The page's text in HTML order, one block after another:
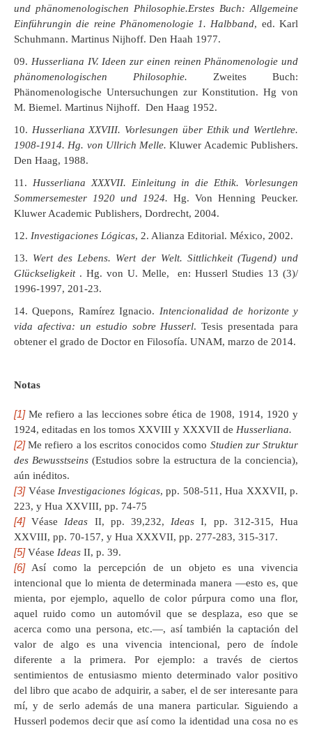
und phänomenologischen Philosophie.Erstes Buch: Allgemeine
Einführungin die reine Phänomenologie 1. Halbband, ed. Karl
Schuhmann. Martinus Nijhoff. Den Haah 1977.
Husserliana IV. Ideen zur einen reinen Phänomenologie und
phänomenologischen Philosophie. Zweites Buch:
Phänomenologische Untersuchungen zur Konstitution. Hg von
M. Biemel. Martinus Nijhoff. Den Haag 1952.
Husserliana XXVIII. Vorlesungen über Ethik und Wertlehre.
1908-1914. Hg. von Ullrich Melle. Kluwer Academic Publishers.
Den Haag, 1988.
Husserliana XXXVII. Einleitung in die Ethik. Vorlesungen
Sommersemester 1920 und 1924. Hg. Von Henning Peucker.
Kluwer Academic Publishers, Dordrecht, 2004.
Investigaciones Lógicas, 2. Alianza Editorial. México, 2002.
Wert des Lebens. Wert der Welt. Sittlichkeit (Tugend) und
Glückseligkeit . Hg. von U. Melle, en: Husserl Studies 13 (3)/
1996-1997, 201-23.
Quepons, Ramírez Ignacio. Intencionalidad de horizonte y
vida afectiva: un estudio sobre Husserl. Tesis presentada para
obtener el grado de Doctor en Filosofía. UNAM, marzo de 2014.
Notas
[1]Me refiero a las lecciones sobre ética de 1908, 1914, 1920 y
1924, editadas en los tomos XXVIII y XXXVII de Husserliana.
[2]Me refiero a los escritos conocidos como Studien zur Struktur
des Bewusstseins (Estudios sobre la estructura de la conciencia),
aún inéditos.
[3]Véase Investigaciones lógicas, pp. 508-511, Hua XXXVII, p.
223, y Hua XXVIII, pp. 74-75
[4]Véase Ideas II, pp. 39,232, Ideas I, pp. 312-315, Hua
XXVIII, pp. 70-157, y Hua XXXVII, pp. 277-283, 315-317.
[5]Véase Ideas II, p. 39.
[6]Así como la percepción de un objeto es una vivencia
intencional que lo mienta de determinada manera —esto es, que
mienta, por ejemplo, aquello de color púrpura como una flor,
aquel ruido como un automóvil que se desplaza, eso que se
acerca como una persona, etc.—, así también la captación del
valor de algo es una vivencia intencional, pero de índole
diferente a la primera. Por ejemplo: a través de ciertos
sentimientos de entusiasmo miento determinado valor positivo
del libro que acabo de adquirir, a saber, el de ser interesante para
mí, y de serlo además de una manera particular. Siguiendo a
Husserl podemos decir que así como la identidad una cosa no es